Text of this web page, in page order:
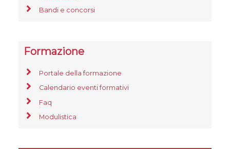
Bandi e concorsi
Formazione
Portale della formazione
Calendario eventi formativi
Faq
Modulistica